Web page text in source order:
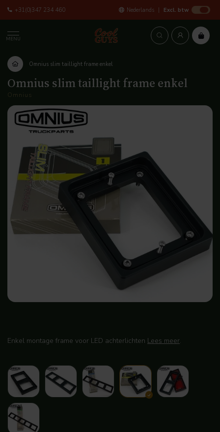
+31(0)347 234 460 Nederlands Excl. btw
MENU
Omnius slim taillight frame enkel
Omnius slim taillight frame enkel
Omnius
Enkel montage frame voor LED achterlichten Lees meer.